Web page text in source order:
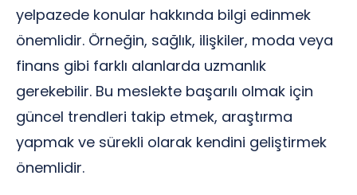
yelpazede konular hakkında bilgi edinmek
önemlidir. Örneğin, sağlık, ilişkiler, moda veya
finans gibi farklı alanlarda uzmanlık
gerekebilir. Bu meslekte başarılı olmak için
güncel trendleri takip etmek, araştırma
yapmak ve sürekli olarak kendini geliştirmek
önemlidir.